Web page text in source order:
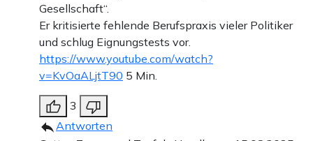
Gesellschaft“.
Er kritisierte fehlende Berufspraxis vieler Politiker
und schlug Eignungstests vor.
https://www.youtube.com/watch?
v=KvOaALjtT90 5 Min.
3
Antworten